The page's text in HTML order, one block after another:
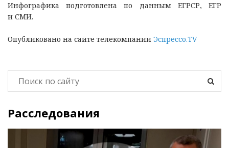
Инфографика подготовлена по данным ЕГРСР, ЕГР
и СМИ.
Опубликовано на сайте телекомпании Эспрессо.TV
Расследования